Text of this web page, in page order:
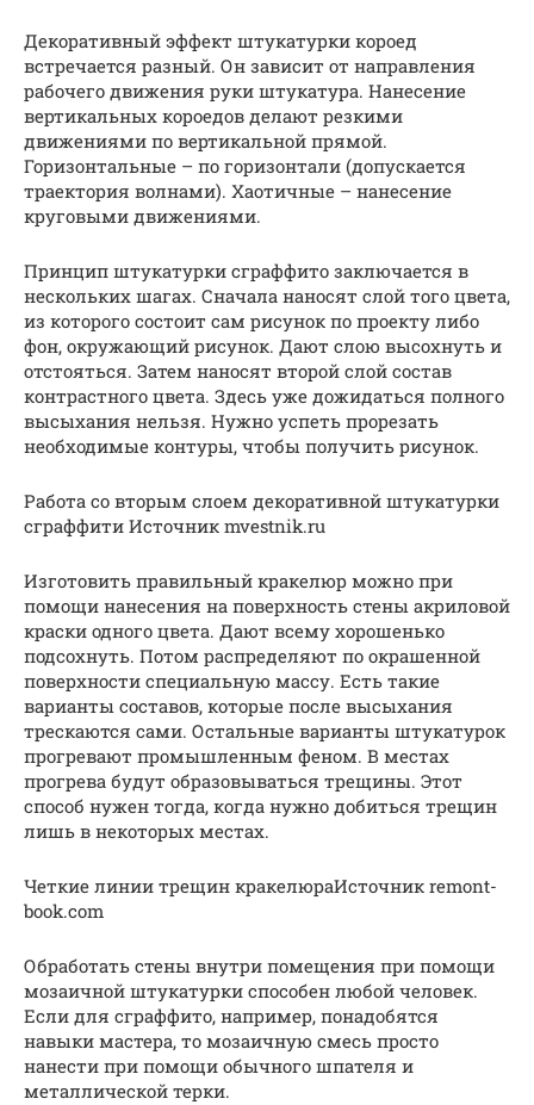
Декоративный эффект штукатурки короед
встречается разный. Он зависит от направления
рабочего движения руки штукатура. Нанесение
вертикальных короедов делают резкими
движениями по вертикальной прямой.
Горизонтальные – по горизонтали (допускается
траектория волнами). Хаотичные – нанесение
круговыми движениями.
Принцип штукатурки сграффито заключается в
нескольких шагах. Сначала наносят слой того цвета,
из которого состоит сам рисунок по проекту либо
фон, окружающий рисунок. Дают слою высохнуть и
отстояться. Затем наносят второй слой состав
контрастного цвета. Здесь уже дожидаться полного
высыхания нельзя. Нужно успеть прорезать
необходимые контуры, чтобы получить рисунок.
Работа со вторым слоем декоративной штукатурки
сграффити Источник mvestnik.ru
Изготовить правильный кракелюр можно при
помощи нанесения на поверхность стены акриловой
краски одного цвета. Дают всему хорошенько
подсохнуть. Потом распределяют по окрашенной
поверхности специальную массу. Есть такие
варианты составов, которые после высыхания
трескаются сами. Остальные варианты штукатурок
прогревают промышленным феном. В местах
прогрева будут образовываться трещины. Этот
способ нужен тогда, когда нужно добиться трещин
лишь в некоторых местах.
Четкие линии трещин кракелюраИсточник remont-
book.com
Обработать стены внутри помещения при помощи
мозаичной штукатурки способен любой человек.
Если для сграффито, например, понадобятся
навыки мастера, то мозаичную смесь просто
нанести при помощи обычного шпателя и
металлической терки.